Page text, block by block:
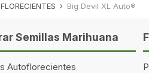
Big Devil XL Auto®
Semillas Marihuana
Autoflorecientes